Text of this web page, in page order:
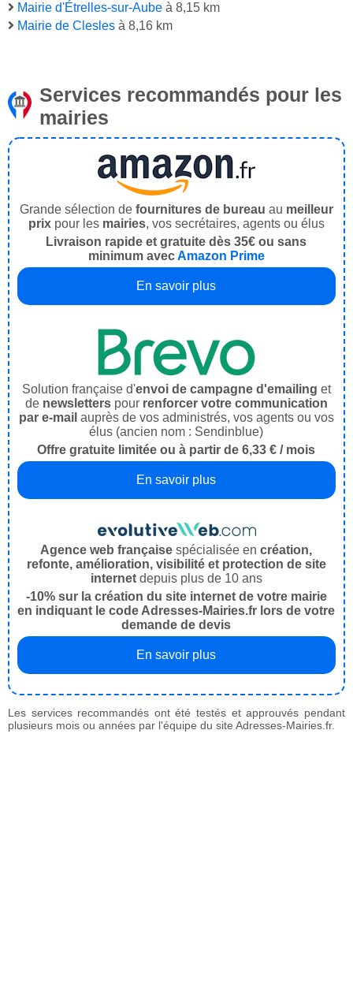
Mairie d'Étrelles-sur-Aube à 8,15 km
Mairie de Clesles à 8,16 km
Services recommandés pour les
mairies
Grande sélection de fournitures de bureau au meilleur
prix pour les mairies, vos secrétaires, agents ou élus
Livraison rapide et gratuite dès 35€ ou sans
minimum avecAmazon Prime
En savoir plus
Solution française d'envoi de campagne d'emailing et
de newsletters pour renforcer votre communication
par e-mail auprès de vos administrés, vos agents ou vos
élus (ancien nom : Sendinblue)
Offre gratuite limitée ou à partir de 6,33 € / mois
En savoir plus
Agence web française spécialisée encréation,
refonte, amélioration, visibilité et protection de site
internet depuis plus de 10 ans
-10% sur la création du site internet de votre mairie
en indiquant le code Adresses-Mairies.fr lors de votre
demande de devis
En savoir plus
Les services recommandés ont été testés et approuvés pendant
plusieurs mois ou années par l'équipe du site Adresses-Mairies.fr.